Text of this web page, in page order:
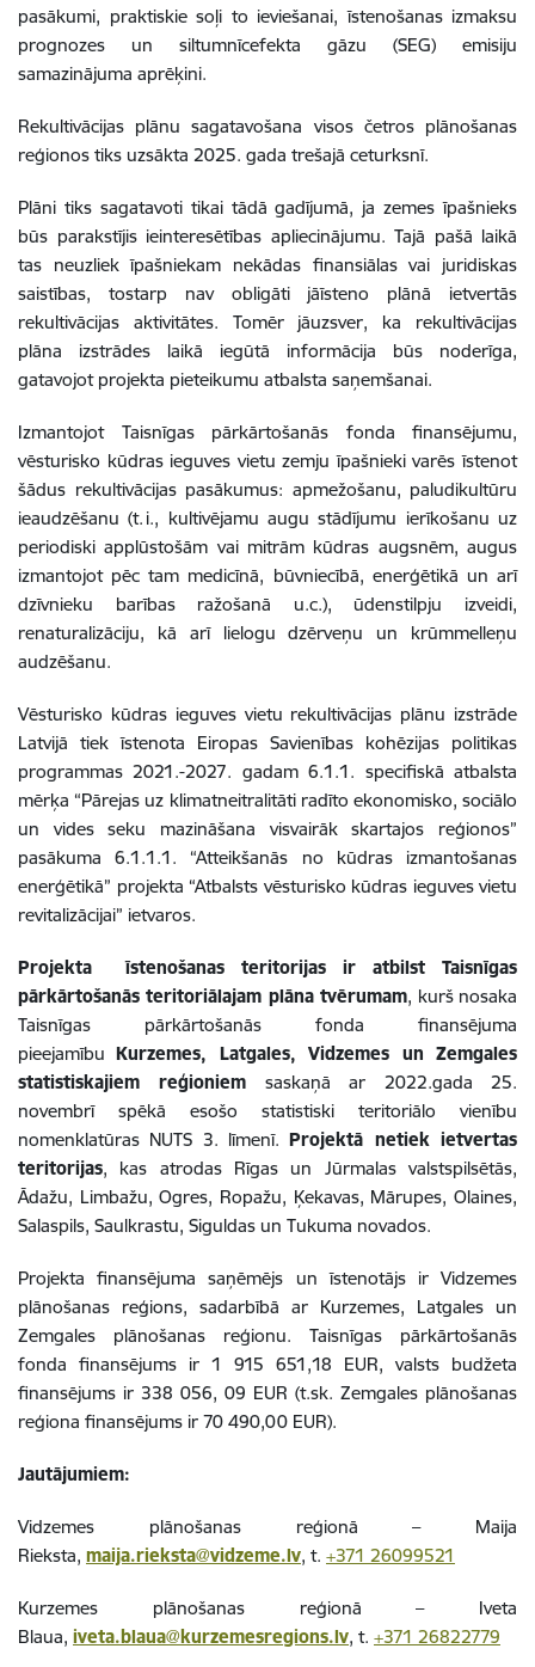
pasākumi, praktiskie soļi to ieviešanai, īstenošanas izmaksu
prognozes un siltumnīcefekta gāzu (SEG) emisiju
samazinājuma aprēķini.
Rekultivācijas plānu sagatavošana visos četros plānošanas
reģionos tiks uzsākta 2025. gada trešajā ceturksnī.
Plāni tiks sagatavoti tikai tādā gadījumā, ja zemes īpašnieks
būs parakstījis ieinteresētības apliecinājumu. Tajā pašā laikā
tas neuzliek īpašniekam nekādas finansiālas vai juridiskas
saistības, tostarp nav obligāti jāīsteno plānā ietvertās
rekultivācijas aktivitātes. Tomēr jāuzsver, ka rekultivācijas
plāna izstrādes laikā iegūtā informācija būs noderīga,
gatavojot projekta pieteikumu atbalsta saņemšanai.
Izmantojot Taisnīgas pārkārtošanās fonda finansējumu,
vēsturisko kūdras ieguves vietu zemju īpašnieki varēs īstenot
šādus rekultivācijas pasākumus: apmežošanu, paludikultūru
ieaudzēšanu (t. i., kultivējamu augu stādījumu ierīkošanu uz
periodiski applūstošām vai mitrām kūdras augsnēm, augus
izmantojot pēc tam medicīnā, būvniecībā, enerģētikā un arī
dzīvnieku barības ražošanā u.c.), ūdenstilpju izveidi,
renaturalizāciju, kā arī lielogu dzērveņu un krūmmelleņu
audzēšanu.
Vēsturisko kūdras ieguves vietu rekultivācijas plānu izstrāde
Latvijā tiek īstenota Eiropas Savienības kohēzijas politikas
programmas 2021.-2027. gadam 6.1.1. specifiskā atbalsta
mērķa “Pārejas uz klimatneitralitāti radīto ekonomisko, sociālo
un vides seku mazināšana visvairāk skartajos reģionos”
pasākuma 6.1.1.1. “Atteikšanās no kūdras izmantošanas
enerģētikā” projekta “Atbalsts vēsturisko kūdras ieguves vietu
revitalizācijai” ietvaros.
Projekta īstenošanas teritorijas ir atbilst Taisnīgas
pārkārtošanās teritoriālajam plāna tvērumam, kurš nosaka
Taisnīgas pārkārtošanās fonda finansējuma
pieejamībuKurzemes, Latgales, Vidzemes un Zemgales
statistiskajiem reģioniem saskaņā ar 2022.gada 25.
novembrī spēkā esošo statistiski teritoriālo vienību
nomenklatūras NUTS 3. līmenī.Projektā netiek ietvertas
teritorijas, kas atrodas Rīgas un Jūrmalas valstspilsētās,
Ādažu, Limbažu, Ogres, Ropažu, Ķekavas, Mārupes, Olaines,
Salaspils, Saulkrastu, Siguldas un Tukuma novados.
Projekta finansējuma saņēmējs un īstenotājs ir Vidzemes
plānošanas reģions, sadarbībā ar Kurzemes, Latgales un
Zemgales plānošanas reģionu. Taisnīgas pārkārtošanās
fonda finansējums ir 1 915 651,18 EUR, valsts budžeta
finansējums ir 338 056, 09 EUR (t.sk. Zemgales plānošanas
reģiona finansējums ir 70 490,00 EUR).
Jautājumiem:
Vidzemes plānošanas reģionā – Maija
Rieksta, maija.rieksta@vidzeme.lv, t. +371 26099521
Kurzemes plānošanas reģionā – Iveta
Blaua, iveta.blaua@kurzemesregions.lv, t. +371 26822779